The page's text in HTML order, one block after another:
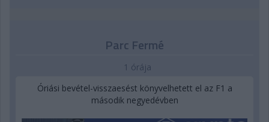
Parc Fermé
1 órája
Óriási bevétel-visszaesést könyvelhetett el az F1 a
második negyedévben